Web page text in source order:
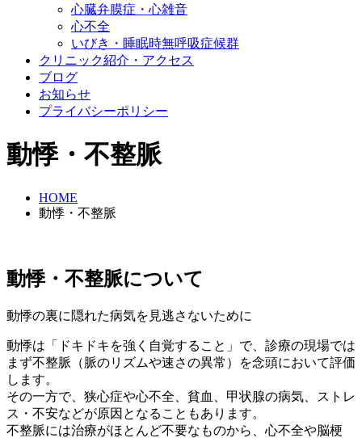
心臓弁膜症・心雑音
心不全
いびき・睡眠時無呼吸症候群
クリニック紹介・アクセス
ブログ
お知らせ
プライバシーポリシー
動悸・不整脈
HOME
動悸・不整脈
動悸・不整脈について
動悸の裏に隠れた病気を見逃さないために
動悸は「ドキドキを強く自覚すること」で、診療の現場では
まず不整脈（脈のリズムや速さの異常）を念頭において評価
します。
その一方で、狭心症や心不全、貧血、甲状腺の病気、ストレ
ス・不安などが原因となることもあります。
不整脈には治療がほとんど不要なものから、心不全や脳梗